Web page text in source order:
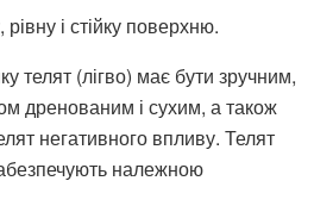
і стійку поверхню.
телят (лігво) має бути зручним,
дренованим і сухим, а також
негативного впливу. Телят
належною